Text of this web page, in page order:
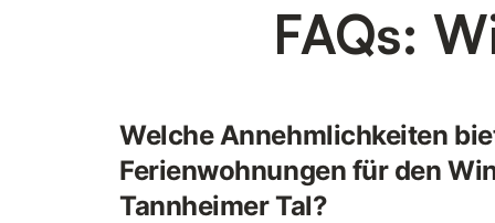
FAQs:
Welche Annehmlichkeiten
Ferienwohnungen für den
Tannheimer Tal?